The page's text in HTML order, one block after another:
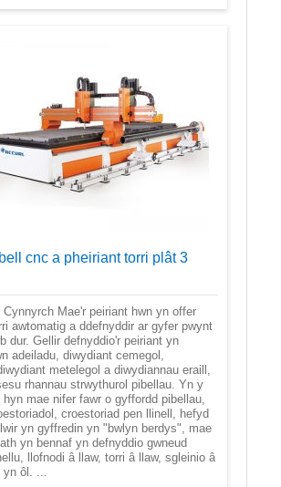
cnc a pheiriant torri plât 3
Cynnyrch Mae'r peiriant hwn yn offer
awtomatig a ddefnyddir ar gyfer pwynt
dur. Gellir defnyddio'r peiriant yn
adeiladu, diwydiant cemegol,
metelegol a diwydiannau eraill,
rhannau strwythurol pibellau. Yn y
hyn mae nifer fawr o gyffordd pibellau,
croestoriad pen llinell, hefyd
yn gyffredin yn "bwlyn berdys", mae
yn bennaf yn defnyddio gwneud
llofnodi â llaw, torri â llaw, sgleinio â
yn ôl. ...